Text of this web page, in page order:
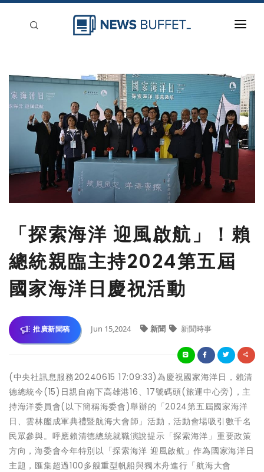
新聞稿分類
登入
刊登
「探索海洋 迎風啟航」！賴
總統親臨主持2024第五屆
國家海洋日慶祝活動
推廣新聞稿 Jun 15,2024 新聞 新聞時事
(中央社訊息服務20240615 17:09:33)為慶祝國家海洋日，賴清
德總統今(15)日親自南下高雄港16、17號碼頭(旅運中心旁)，主
持海洋委員會(以下簡稱海委會)舉辦的「2024第五屆國家海洋
日、雲林艦成軍典禮暨航海大會師」活動，活動會場吸引數千名
民眾參與。呼應賴清德總統就職演說提示「探索海洋」重要政策
方向，海委會今年特別以「探索海洋 迎風啟航」作為國家海洋日
主題，匯集超過100多艘重型帆船與獨木舟進行「航海大會